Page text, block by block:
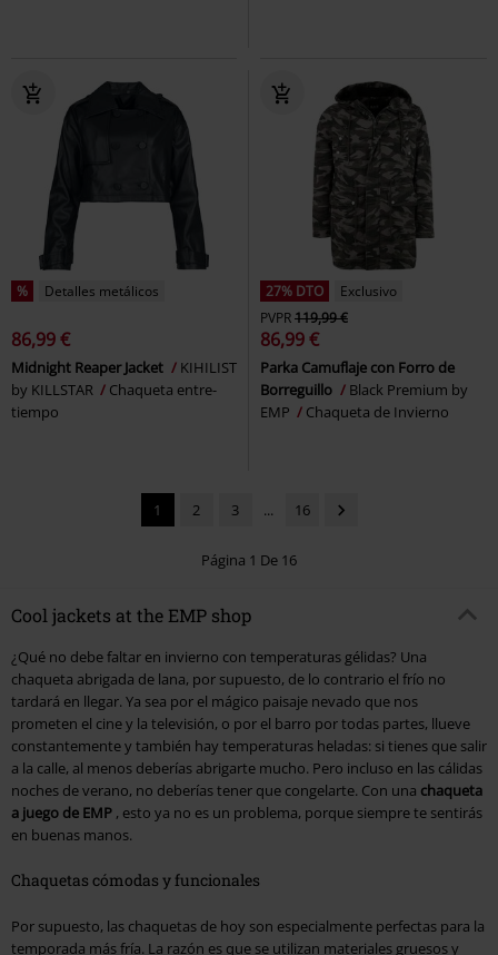
% Detalles metálicos
86,99 €
Midnight Reaper Jacket
KIHILIST
by KILLSTAR
Chaqueta entre-
tiempo
27% DTO
Exclusivo
PVPR119,99 €
86,99 €
Parka Camuflaje con Forro de
Borreguillo
Black Premium by
EMP
Chaqueta de Invierno
1 2 3 ... 16
Página 1 De 16
Cool jackets at the EMP shop
¿Qué no debe faltar en invierno con temperaturas gélidas? Una
chaqueta abrigada de lana, por supuesto, de lo contrario el frío no
tardará en llegar. Ya sea por el mágico paisaje nevado que nos
prometen el cine y la televisión, o por el barro por todas partes, llueve
constantemente y también hay temperaturas heladas: si tienes que salir
a la calle, al menos deberías abrigarte mucho. Pero incluso en las cálidas
noches de verano, no deberías tener que congelarte. Con una chaqueta
a juego de EMP , esto ya no es un problema, porque siempre te sentirás
en buenas manos.
Chaquetas cómodas y funcionales
Por supuesto, las chaquetas de hoy son especialmente perfectas para la
temporada más fría. La razón es que se utilizan materiales gruesos y